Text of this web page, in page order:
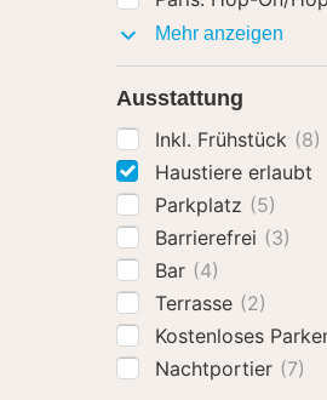
Mehr anzeigen
Ausstattung
Inkl. Frühstück (8)
Haustiere erlaubt
Parkplatz (5)
Barrierefrei (3)
Bar (4)
Terrasse (2)
Kostenloses
Nachtportier (7)